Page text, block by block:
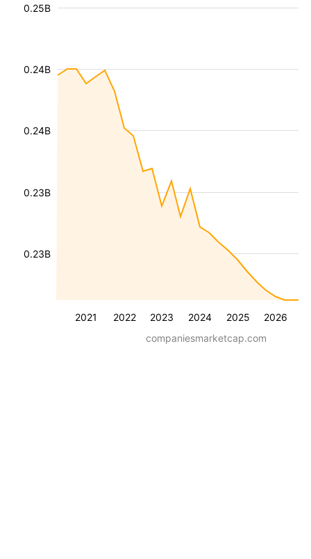
2021 2022 2023 2024 2025 2026
0.23B
0.23B
0.24B
0.24B
0.25B
companiesmarketcap.com